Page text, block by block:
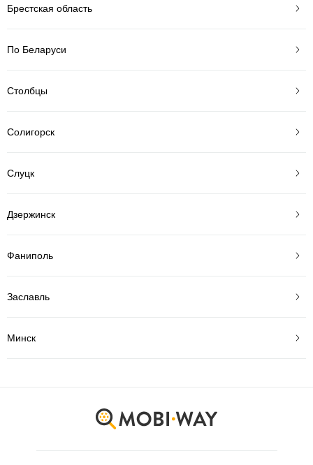
Брестская область
По Беларуси
Столбцы
Солигорск
Слуцк
Дзержинск
Фаниполь
Заславль
Минск